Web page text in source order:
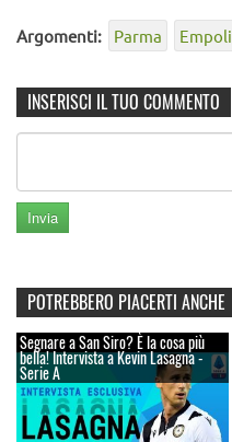
Argomenti: Parma Empoli
INSERISCI IL TUO COMMENTO
POTREBBERO PIACERTI ANCHE
Segnare a San Siro? È la cosa più
bella! Intervista a Kevin Lasagna -
Serie A